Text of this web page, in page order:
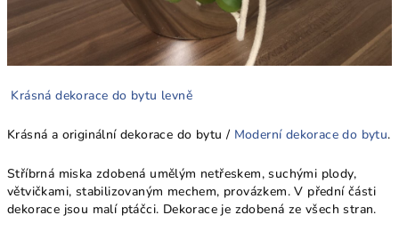
Krásná dekorace do bytu levně
Krásná a originální dekorace do bytu / Moderní dekorace do bytu.
Stříbrná miska zdobená umělým netřeskem, suchými plody,
větvičkami, stabilizovaným mechem, provázkem. V přední části
dekorace jsou malí ptáčci. Dekorace je zdobená ze všech stran.